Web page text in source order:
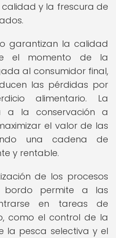
y la frescura de
garantizan la calidad
el momento de la
al consumidor final,
las pérdidas por
alimentario. La
a la conservación a
el valor de las
una cadena de
y rentable.
de los procesos
bordo permite a las
en tareas de
como el control de la
la pesca selectiva y el